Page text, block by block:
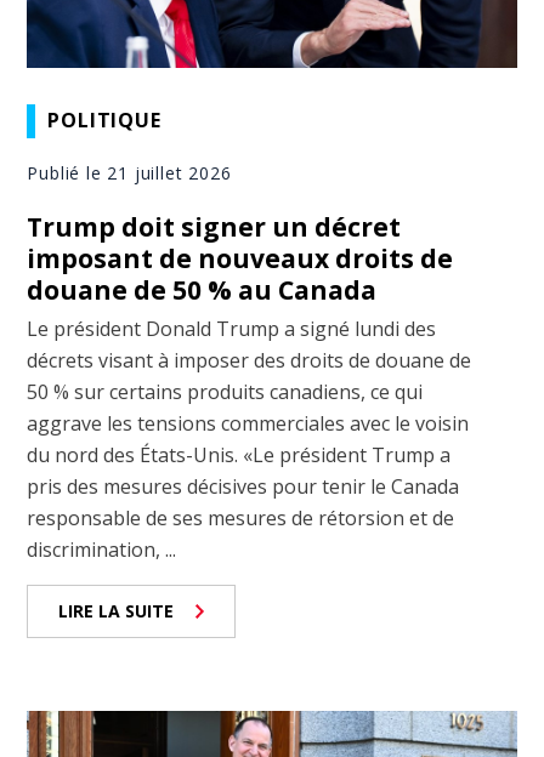
POLITIQUE
Publié le 21 juillet 2026
Trump doit signer un décret
imposant de nouveaux droits de
douane de 50 % au Canada
Le président Donald Trump a signé lundi des
décrets visant à imposer des droits de douane de
50 % sur certains produits canadiens, ce qui
aggrave les tensions commerciales avec le voisin
du nord des États-Unis. «Le président Trump a
pris des mesures décisives pour tenir le Canada
responsable de ses mesures de rétorsion et de
discrimination, ...
LIRE LA SUITE